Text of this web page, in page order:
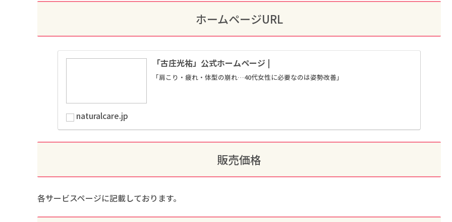
ホームページURL
「古庄光祐」公式ホームページ |
「肩こり・疲れ・体型の崩れ…40代女性に必要なのは姿勢改善」
naturalcare.jp
販売価格
各サービスページに記載しております。